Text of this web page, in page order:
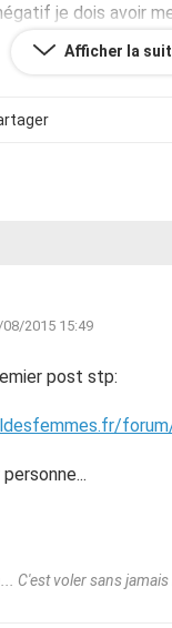
je dois avoir
car j'ai vue que
Afficher la
2015 15:49
post stp:
C'est voler sans